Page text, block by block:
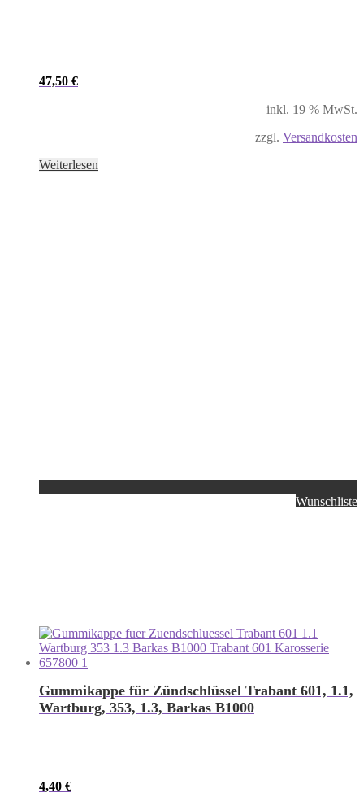
47,50 €
inkl. 19 % MwSt.
zzgl. Versandkosten
Weiterlesen
Wunschliste
Gummikappe für Zündschlüssel Trabant 601, 1.1,
Wartburg, 353, 1.3, Barkas B1000
4,40 €